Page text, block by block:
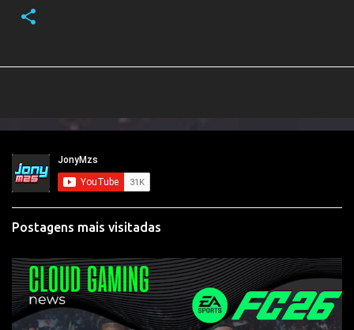
Postagens mais visitadas